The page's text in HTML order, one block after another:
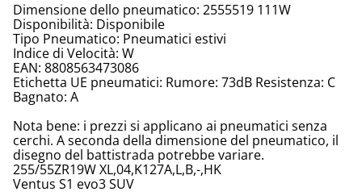
Dimensione dello pneumatico: 2555519 111W
Disponibilità: Disponibile
Tipo Pneumatico: Pneumatici estivi
Indice di Velocità: W
EAN: 8808563473086
Etichetta UE pneumatici: Rumore: 73dB Resistenza: C
Bagnato: A
Nota bene: i prezzi si applicano ai pneumatici senza
cerchi. A seconda della dimensione del pneumatico, il
disegno del battistrada potrebbe variare.
255/55ZR19W XL,04,K127A,L,B,-,HK
Ventus S1 evo3 SUV